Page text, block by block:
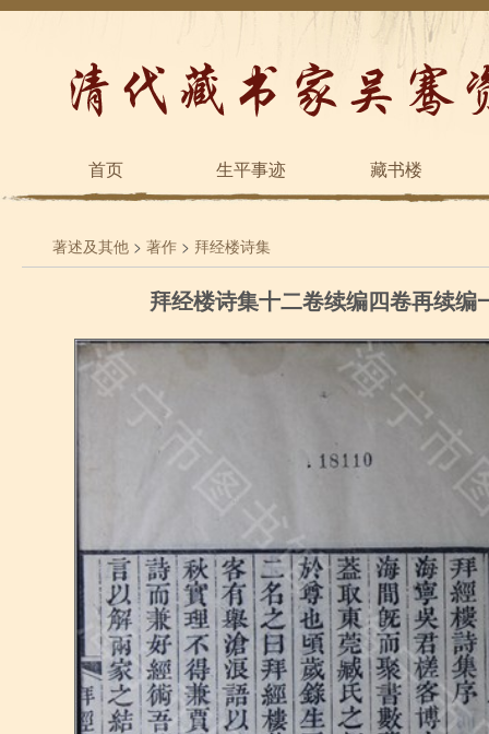
首页 生平事迹 藏书楼
著述及其他 > 著作 > 拜经楼诗集
拜经楼诗集十二卷续编四卷再续